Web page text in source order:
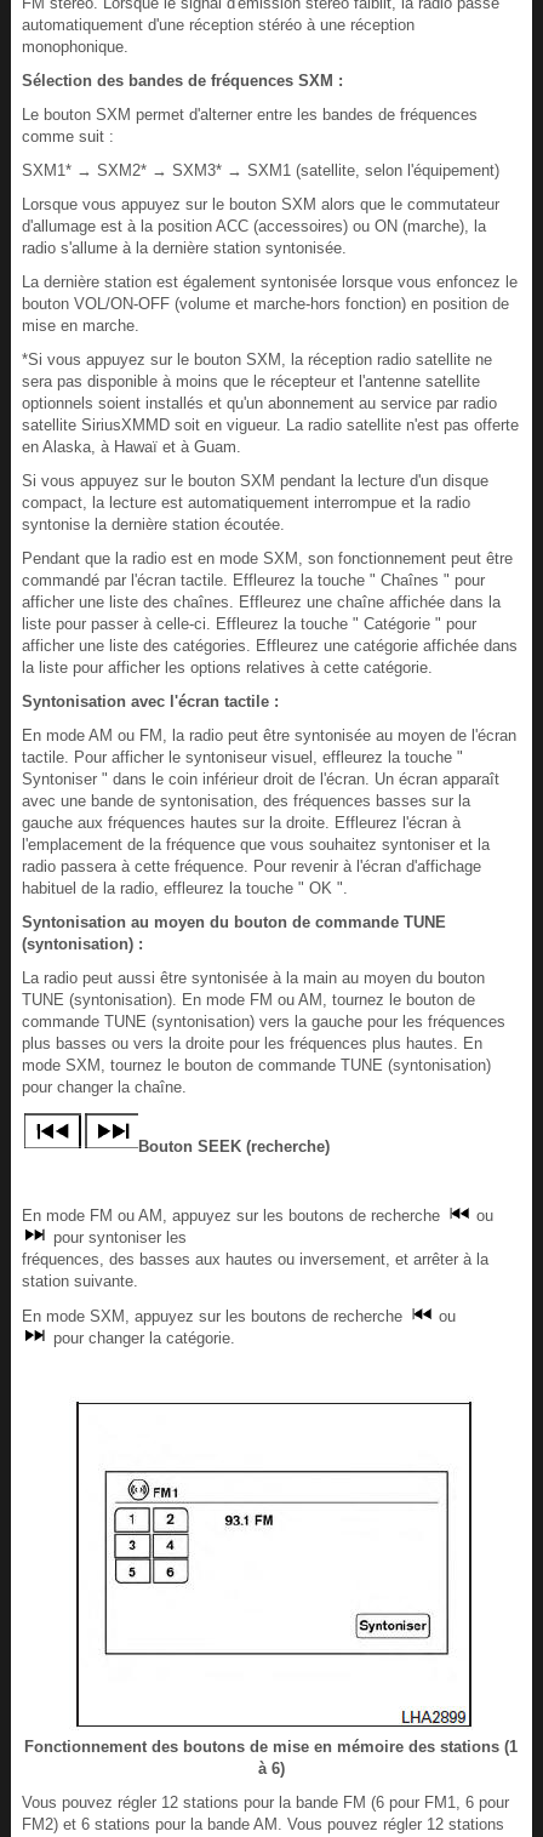
automatiquement d'une réception stéréo à une réception
monophonique.
Sélection des bandes de fréquences SXM :
Le bouton SXM permet d'alterner entre les bandes de fréquences
comme suit :
SXM1* → SXM2* → SXM3* → SXM1 (satellite, selon l'équipement)
Lorsque vous appuyez sur le bouton SXM alors que le commutateur
d'allumage est à la position ACC (accessoires) ou ON (marche), la
radio s'allume à la dernière station syntonisée.
La dernière station est également syntonisée lorsque vous enfoncez le
bouton VOL/ON-OFF (volume et marche-hors fonction) en position de
mise en marche.
*Si vous appuyez sur le bouton SXM, la réception radio satellite ne
sera pas disponible à moins que le récepteur et l'antenne satellite
optionnels soient installés et qu'un abonnement au service par radio
satellite SiriusXMMD soit en vigueur. La radio satellite n'est pas offerte
en Alaska, à Hawaï et à Guam.
Si vous appuyez sur le bouton SXM pendant la lecture d'un disque
compact, la lecture est automatiquement interrompue et la radio
syntonise la dernière station écoutée.
Pendant que la radio est en mode SXM, son fonctionnement peut être
commandé par l'écran tactile. Effleurez la touche " Chaînes " pour
afficher une liste des chaînes. Effleurez une chaîne affichée dans la
liste pour passer à celle-ci. Effleurez la touche " Catégorie " pour
afficher une liste des catégories. Effleurez une catégorie affichée dans
la liste pour afficher les options relatives à cette catégorie.
Syntonisation avec l'écran tactile :
En mode AM ou FM, la radio peut être syntonisée au moyen de l'écran
tactile. Pour afficher le syntoniseur visuel, effleurez la touche "
Syntoniser " dans le coin inférieur droit de l'écran. Un écran apparaît
avec une bande de syntonisation, des fréquences basses sur la
gauche aux fréquences hautes sur la droite. Effleurez l'écran à
l'emplacement de la fréquence que vous souhaitez syntoniser et la
radio passera à cette fréquence. Pour revenir à l'écran d'affichage
habituel de la radio, effleurez la touche " OK ".
Syntonisation au moyen du bouton de commande TUNE
(syntonisation) :
La radio peut aussi être syntonisée à la main au moyen du bouton
TUNE (syntonisation). En mode FM ou AM, tournez le bouton de
commande TUNE (syntonisation) vers la gauche pour les fréquences
plus basses ou vers la droite pour les fréquences plus hautes. En
mode SXM, tournez le bouton de commande TUNE (syntonisation)
pour changer la chaîne.
Bouton SEEK (recherche)
En mode FM ou AM, appuyez sur les boutons de recherche
ou
pour syntoniser les
fréquences, des basses aux hautes ou inversement, et arrêter à la
station suivante.
En mode SXM, appuyez sur les boutons de recherche
ou
pour changer la catégorie.
Fonctionnement des boutons de mise en mémoire des stations (1
à 6)
Vous pouvez régler 12 stations pour la bande FM (6 pour FM1, 6 pour
FM2) et 6 stations pour la bande AM. Vous pouvez régler 12 stations